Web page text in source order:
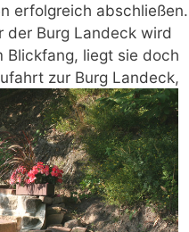
erfolgreich abschließen.
der Burg Landeck wird
Blickfang, liegt sie doch
zur Burg Landeck,